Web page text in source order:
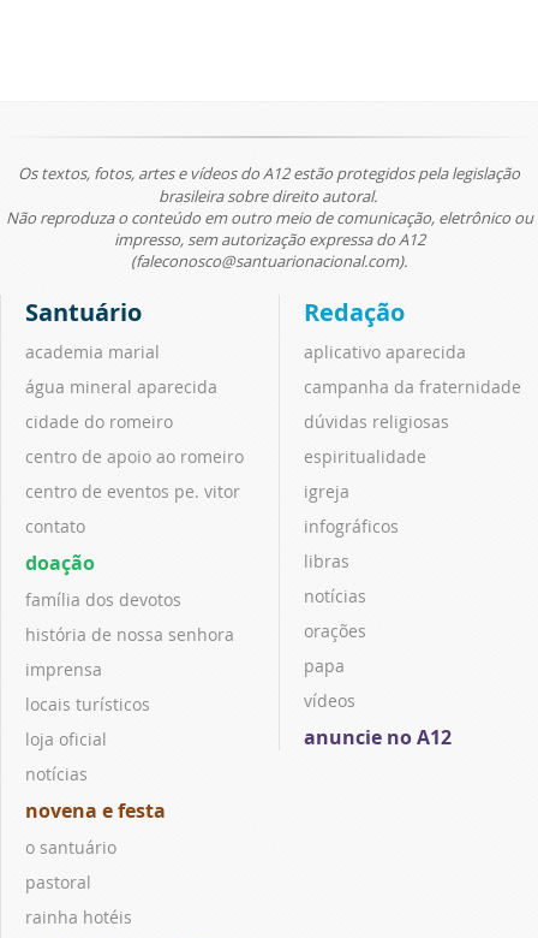
Os textos, fotos, artes e vídeos do A12 estão protegidos pela legislação
brasileira sobre direito autoral.
Não reproduza o conteúdo em outro meio de comunicação, eletrônico ou
impresso, sem autorização expressa do A12
(faleconosco@santuarionacional.com).
Santuário
academia marial
água mineral aparecida
cidade do romeiro
centro de apoio ao romeiro
centro de eventos pe. vitor
contato
doação
família dos devotos
história de nossa senhora
imprensa
locais turísticos
loja oficial
notícias
novena e festa
o santuário
pastoral
rainha hotéis
Redação
aplicativo aparecida
campanha da fraternidade
dúvidas religiosas
espiritualidade
igreja
infográficos
libras
notícias
orações
papa
vídeos
anuncie no A12